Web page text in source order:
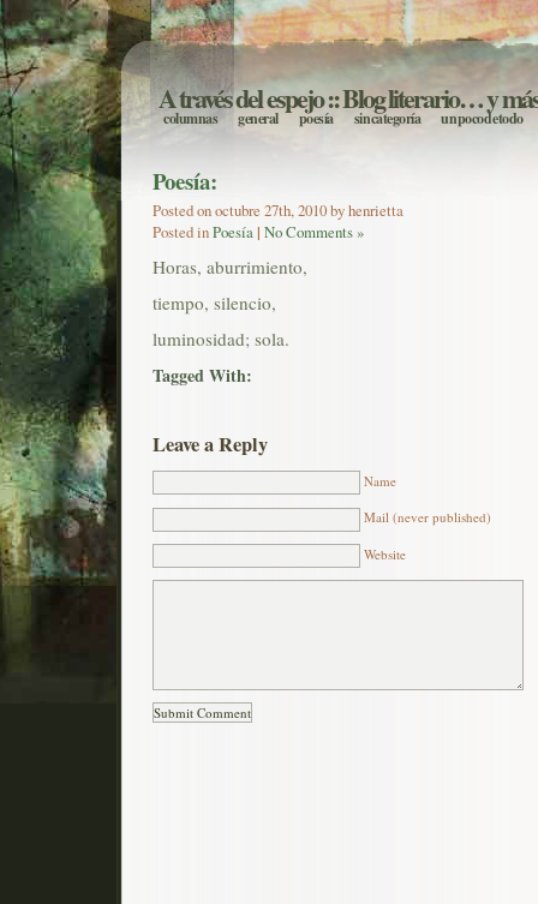
A través del espejo:: Blog literario… y
columnas general poesía sin categoría un poco de todo
Poesía:
Posted on octubre 27th, 2010 by henrietta
Posted inPoesía| No Comments »
Horas, aburrimiento,
tiempo, silencio,
luminosidad; sola.
Tagged With:
Leave a Reply
Name
Mail (never published)
Website